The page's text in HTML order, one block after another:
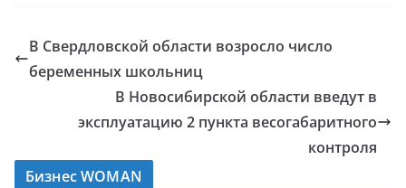
В Свердловской области возросло число
беременных школьниц
В Новосибирской области введут в
эксплуатацию 2 пункта весогабаритного
контроля
Бизнес WOMAN